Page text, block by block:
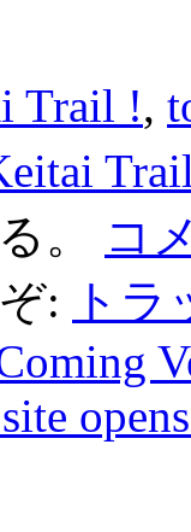
Trail !,
。
コ
:
ト